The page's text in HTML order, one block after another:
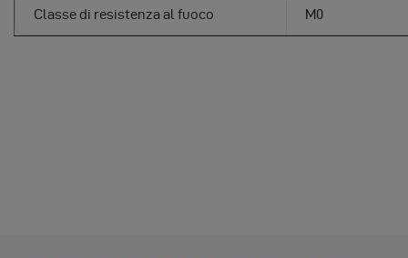
Classe di resistenza al fuoco M0